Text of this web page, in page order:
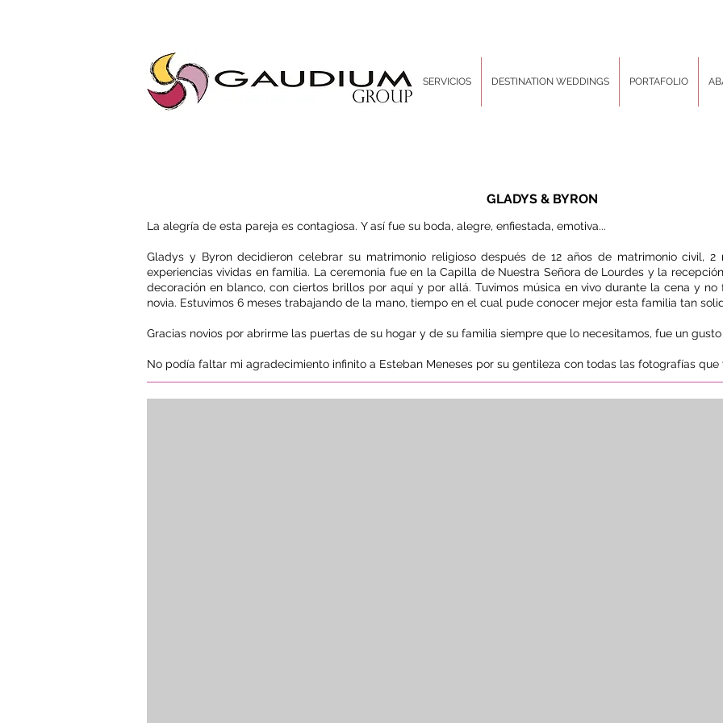
"Gaudium, Eventos Corporativos, Wedding Planner, Eventos, Quito"
SERVICIOS DESTINATION WEDDINGS PORTAFOLIO
GLADYS & BYRON
La alegría de esta pareja es contagiosa. Y así fue su boda, alegre, enfiestada, emotiva...
Gladys y Byron decidieron celebrar su matrimonio religioso después de 12 años de matrimonio civil, 2
experiencias vividas en familia. La ceremonia fue en la Capilla de Nuestra Señora de Lourdes y la
decoración en blanco, con ciertos brillos por aquí y por allá. Tuvimos música en vivo durante la cena y
novia. Estuvimos 6 meses trabajando de la mano, tiempo en el cual pude conocer mejor esta familia tan
Gracias novios por abrirme las puertas de su hogar y de su familia siempre que lo necesitamos, fue un
No podía faltar mi agradecimiento infinito a Esteban Meneses por su gentileza con todas las fotografías que